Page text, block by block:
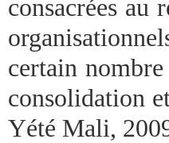
consacrées au
certain
consolidation
Yété Mali,